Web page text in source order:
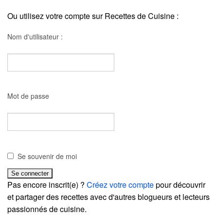
Ou utilisez votre compte sur Recettes de Cuisine :
Nom d'utilisateur :
Mot de passe
Se souvenir de moi
Pas encore inscrit(e) ? Créez votre comptepour découvrir
et partager des recettes avec d'autres blogueurs et lecteurs
passionnés de cuisine.